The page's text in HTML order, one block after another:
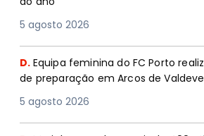
5 agosto 2026
D. Equipa feminina do FC Porto
de preparação em Arcos de
5 agosto 2026